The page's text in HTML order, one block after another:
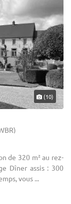
(10)
de 320 m² au rez-
Dîner assis : 300
vous ...